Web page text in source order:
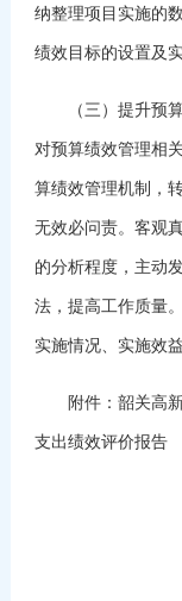
纳整理项目实施的
绩效目标的设置及实
（三）提升预算
对预算绩效管理相
算绩效管理机制，
无效必问责。客观
的分析程度，主动
法，提高工作质量
实施情况、实施效
附件：韶关高新
支出绩效评价报告